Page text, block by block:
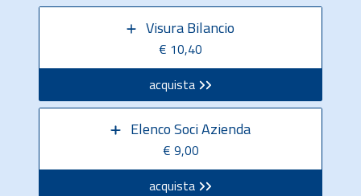
Visura Bilancio
€ 10,40
acquista
Elenco Soci Azienda
€ 9,00
acquista